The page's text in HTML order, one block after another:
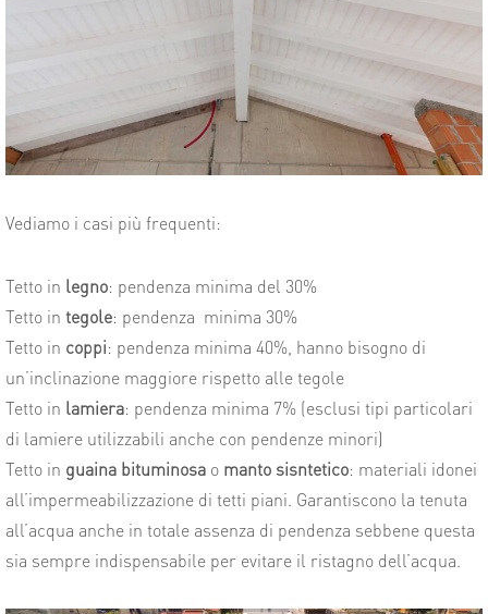
Vediamo i casi più frequenti:
Tetto in legno: pendenza minima del 30%
Tetto in tegole: pendenza minima 30%
Tetto in coppi: pendenza minima 40%, hanno bisogno di
un’inclinazione maggiore rispetto alle tegole
Tetto in lamiera: pendenza minima 7% (esclusi tipi particolari
di lamiere utilizzabili anche con pendenze minori)
Tetto in guaina bituminosa o manto sisntetico: materiali idonei
all’impermeabilizzazione di tetti piani. Garantiscono la tenuta
all’acqua anche in totale assenza di pendenza sebbene questa
sia sempre indispensabile per evitare il ristagno dell’acqua.